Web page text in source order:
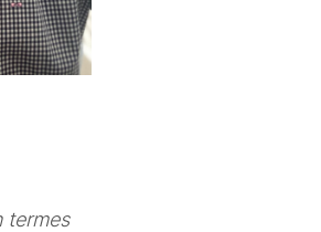
termes